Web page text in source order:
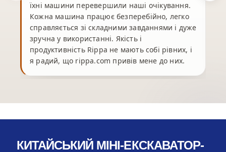
їхні машини перевершили наші очікування.
Кожна машина працює безперебійно, легко
справляється зі складними завданнями і дуже
зручна у використанні. Якість і
продуктивність Rippa не мають собі рівних, і
я радий, що rippa.com привів мене до них.
КИТАЙСЬКИЙ МІНІ-ЕКСКАВАТОР-